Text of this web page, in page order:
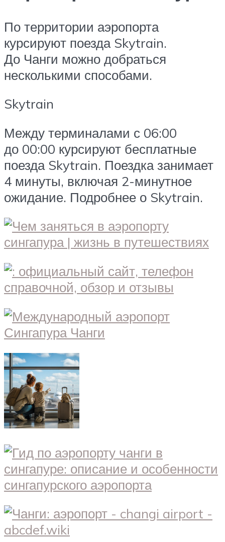
По территории аэропорта
курсируют поезда Skytrain.
До Чанги можно добраться
несколькими способами.
Skytrain
Между терминалами с 06:00
до 00:00 курсируют бесплатные
поезда Skytrain. Поездка занимает
4 минуты, включая 2-минутное
ожидание. Подробнее о Skytrain.